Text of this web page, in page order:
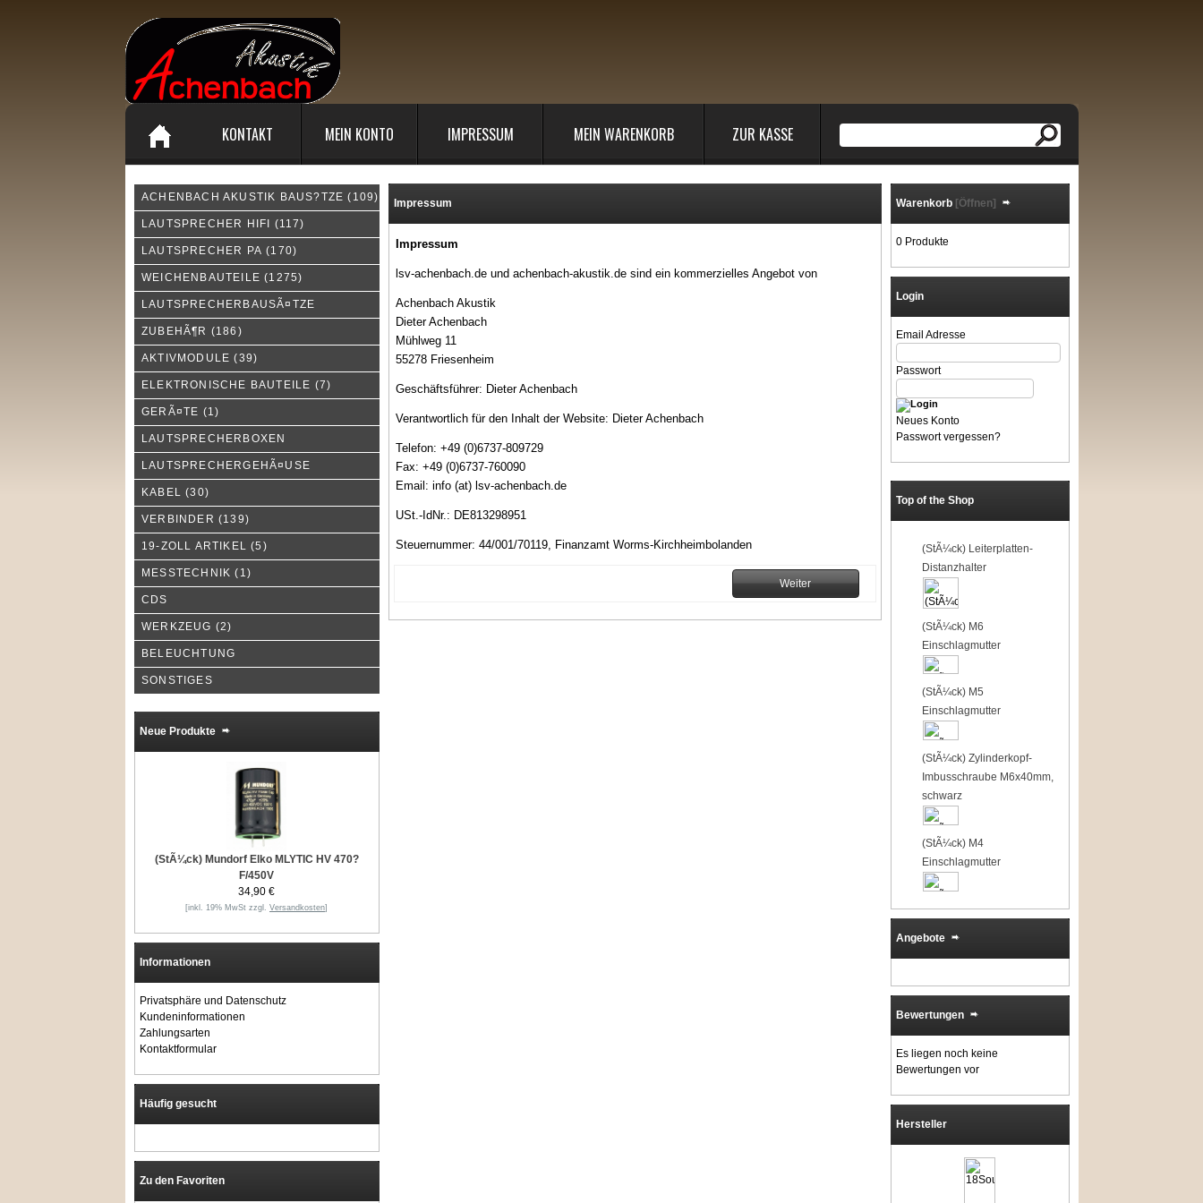
KONTAKT MEIN KONTO IMPRESSUM MEIN WARENKORB ZUR KASSE
ACHENBACH AKUSTIK BAUS?TZE (109)
LAUTSPRECHER HIFI (117)
LAUTSPRECHER PA (170)
WEICHENBAUTEILE (1275)
LAUTSPRECHERBAUSÃ¤TZE
ZUBEHÃ¶R (186)
AKTIVMODULE (39)
ELEKTRONISCHE BAUTEILE (7)
GERÃ¤TE (1)
LAUTSPRECHERBOXEN
LAUTSPRECHERGEHÃ¤USE
KABEL (30)
VERBINDER (139)
19-ZOLL ARTIKEL (5)
MESSTECHNIK (1)
CDS
WERKZEUG (2)
BELEUCHTUNG
SONSTIGES
Neue Produkte
(StÃ¼ck) Mundorf Elko MLYTIC HV 470?
F/450V
34,90 €
[inkl. 19% MwSt zzgl. Versandkosten]
Informationen
Privatsphäre und Datenschutz
Kundeninformationen
Zahlungsarten
Kontaktformular
Häufig gesucht
Zu den Favoriten
Impressum
Impressum
lsv-achenbach.de und achenbach-akustik.de sind ein kommerzielles Angebot von
Achenbach Akustik
Dieter Achenbach
Mühlweg 11
55278 Friesenheim
Geschäftsführer: Dieter Achenbach
Verantwortlich für den Inhalt der Website: Dieter Achenbach
Telefon: +49 (0)6737-809729
Fax: +49 (0)6737-760090
Email: info (at) lsv-achenbach.de
USt.-IdNr.: DE813298951
Steuernummer: 44/001/70119, Finanzamt Worms-Kirchheimbolanden
Weiter
Warenkorb[Öffnen]
0 Produkte
Login
Email Adresse
Passwort
Neues Konto
Passwort vergessen?
Top of the Shop
(StÃ¼ck) Leiterplatten-
Distanzhalter
(StÃ¼ck) M6
Einschlagmutter
(StÃ¼ck) M5
Einschlagmutter
(StÃ¼ck) Zylinderkopf-
Imbusschraube M6x40mm,
schwarz
(StÃ¼ck) M4
Einschlagmutter
Angebote
Bewertungen
Es liegen noch keine
Bewertungen vor
Hersteller